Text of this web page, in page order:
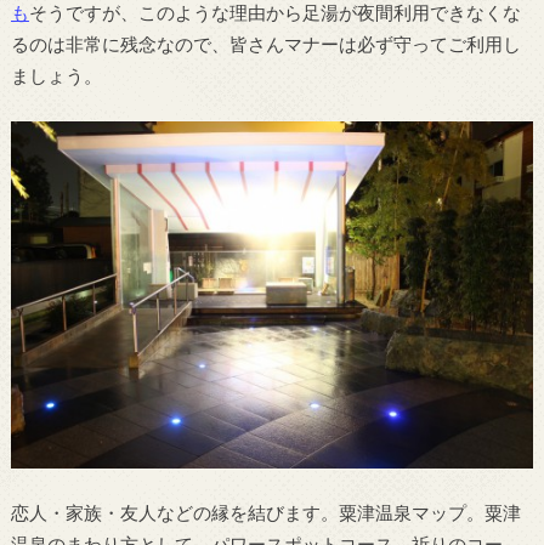
もそうですが、このような理由から足湯が夜間利用できなくな
るのは非常に残念なので、皆さんマナーは必ず守ってご利用し
ましょう。
恋人・家族・友人などの縁を結びます。粟津温泉マップ。粟津